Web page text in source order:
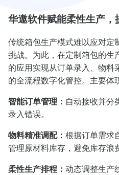
华遨软件赋能柔性生产，
传统箱包生产模式难以应对定
挑战。为此，在定制箱包的生
的应用实现从订单录入、物料
的全流程数字化管控。主要体
智能订单管理： 自动接收并分
录入错误。
物料精准调配：根据订单需求
管理原材料库存，避免库存浪
柔性生产排程：动态调整生产